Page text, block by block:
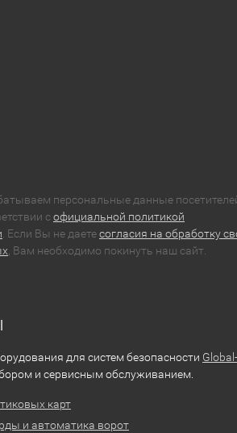
персональные данные
софициальной политикой
. Если Вы не даетесогласия на обработку
, Вам необходимо покинуть наш сайт.
для систем безопасности Global-
и сервисным обслуживанием.
карт
и автоматика ворот